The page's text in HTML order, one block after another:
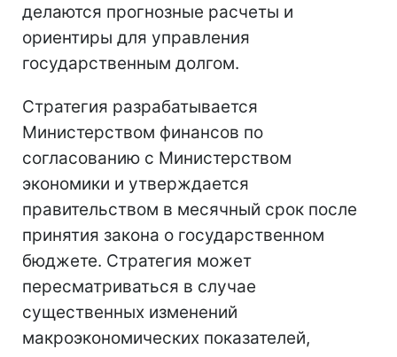
делаются прогнозные расчеты и
ориентиры для управления
государственным долгом.
Стратегия разрабатывается
Министерством финансов по
согласованию с Министерством
экономики и утверждается
правительством в месячный срок после
принятия закона о государственном
бюджете. Стратегия может
пересматриваться в случае
существенных изменений
макроэкономических показателей,